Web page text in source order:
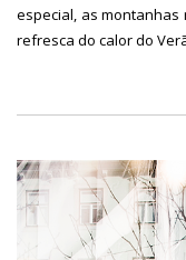
especial, as
refresca do calor do